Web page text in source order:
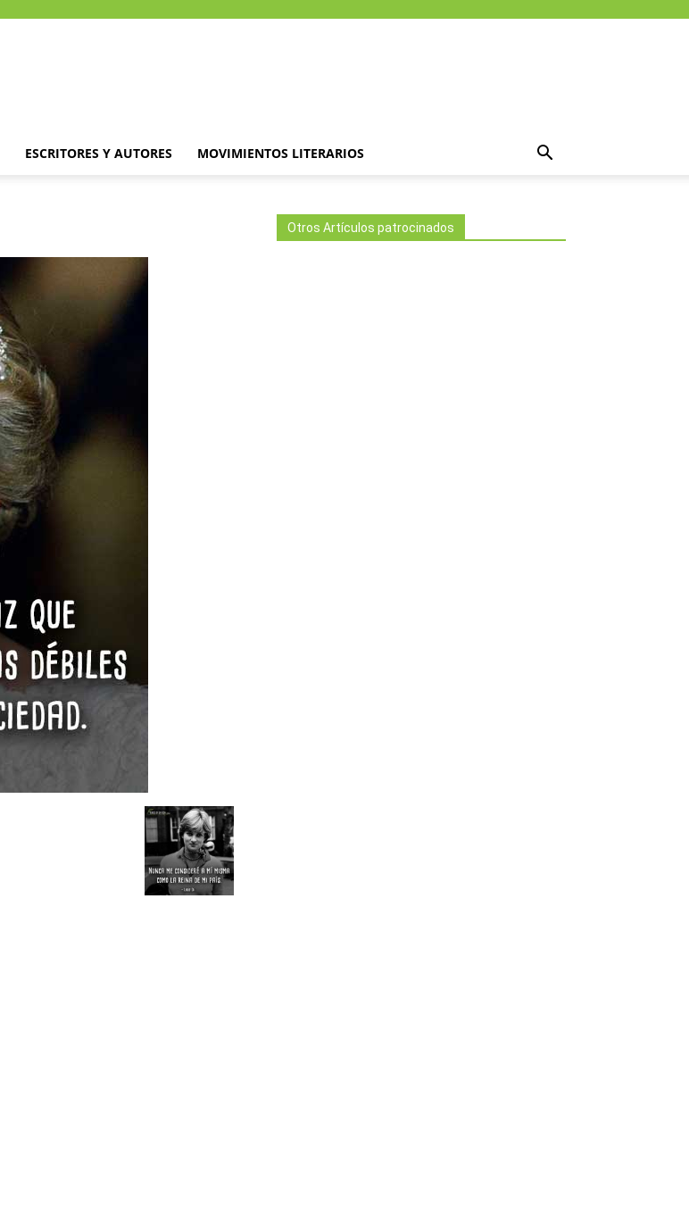
ESCRITORES Y AUTORES MOVIMIENTOS LITERARIOS
Otros Artículos patrocinados